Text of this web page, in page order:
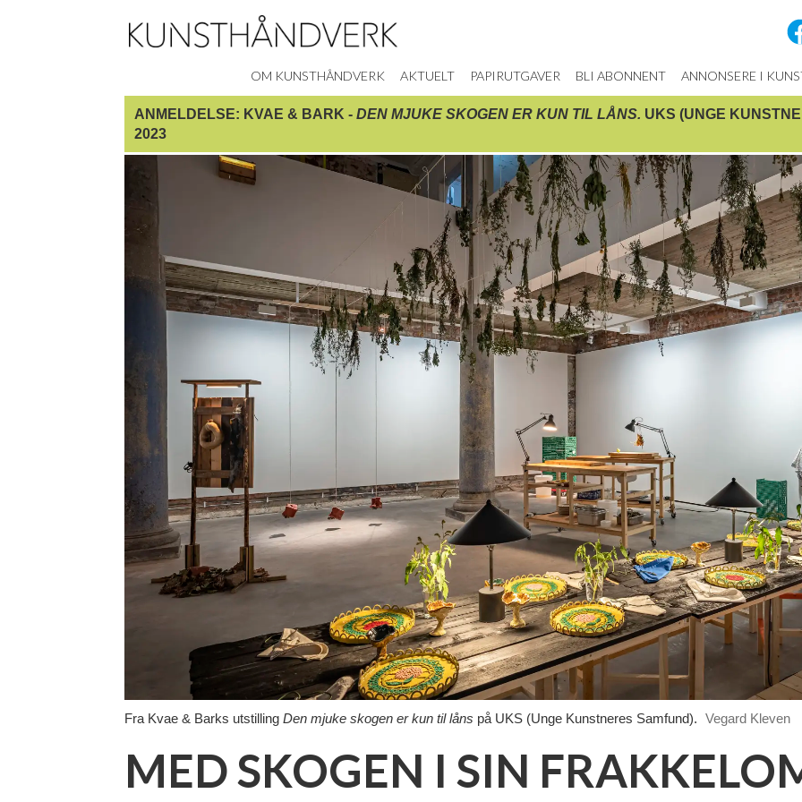
OM KUNSTHÅNDVERK AKTUELT PAPIRUTGAVER BLI ABONNENT ANNONSERE I
ANMELDELSE: KVAE & BARK -DEN MJUKE SKOGEN ER KUN TIL LÅNS. UKS (UNGE
2023
Fra Kvae & Barks utstillingDen mjuke skogen er kun til låns på UKS (Unge Kunstneres Samfund). Vegard Kleven
MED SKOGEN I SIN